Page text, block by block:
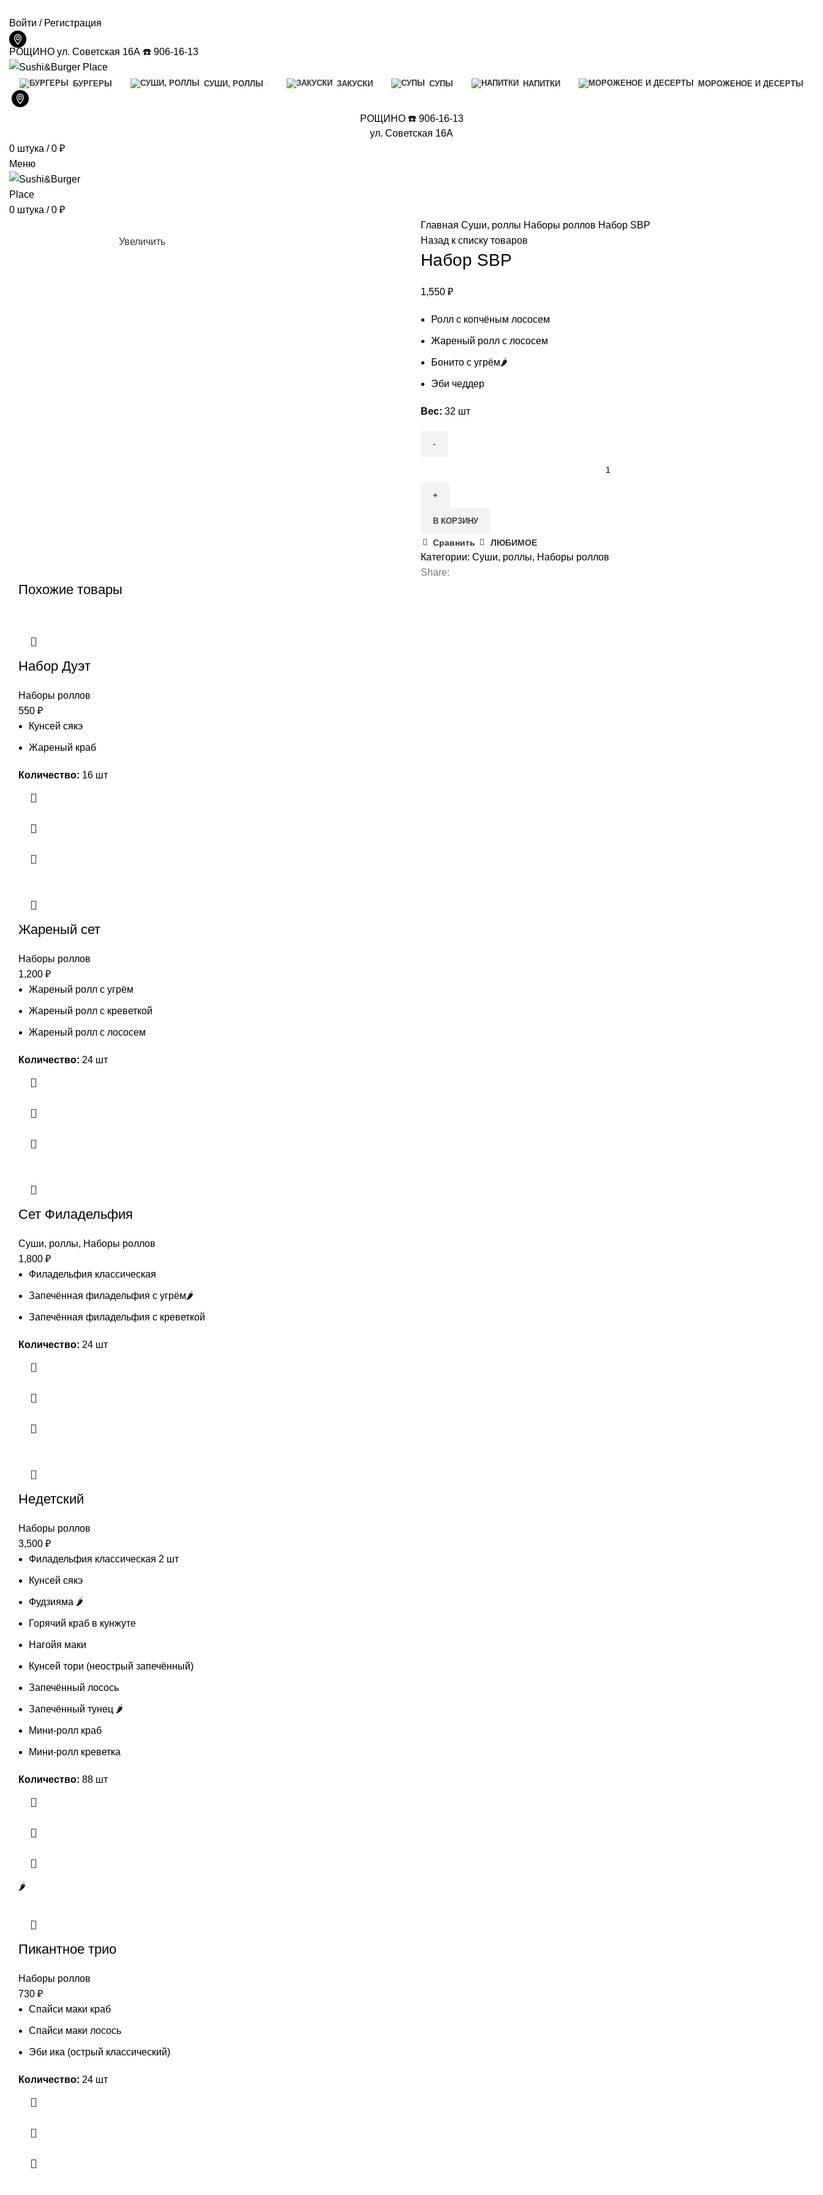
Войти / Регистрация
РОЩИНО ул. Советская 16А ☎️ 906-16-13
БУРГЕРЫ СУШИ, РОЛЛЫ ЗАКУСКИ СУПЫ НАПИТКИ МОРОЖЕНОЕ И ДЕСЕРТЫ
РОЩИНО ☎️ 906-16-13
ул. Советская 16А
0 штука / 0 ₽
Меню
0 штука / 0 ₽
Увеличить
Главная Суши, роллы Наборы роллов Набор SBP
Назад к списку товаров
Набор SBP
1,550 ₽
Ролл с копчёным лососем
Жареный ролл с лососем
Бонито с угрём🌶️
Эби чеддер
Вес: 32 шт
Набор
В КОРЗИНУ
Сравнить ЛЮБИМОЕ
Категории: Суши, роллы, Наборы роллов
Share:
Похожие товары
Набор Дуэт
Наборы роллов
550 ₽
Кунсей сякэ
Жареный краб
Количество: 16 шт
Жареный сет
Наборы роллов
1,200 ₽
Жареный ролл с угрём
Жареный ролл с креветкой
Жареный ролл с лососем
Количество: 24 шт
Сет Филадельфия
Суши, роллы, Наборы роллов
1,800 ₽
Филадельфия классическая
Запечённая филадельфия с угрём🌶️
Запечённая филадельфия с креветкой
Количество: 24 шт
Недетский
Наборы роллов
3,500 ₽
Филадельфия классическая 2 шт
Кунсей сякэ
Фудзияма 🌶️
Горячий краб в кунжуте
Нагойя маки
Кунсей тори (неострый запечённый)
Запечённый лосось
Запечённый тунец 🌶️
Мини-ролл краб
Мини-ролл креветка
Количество: 88 шт
🌶️
Пикантное трио
Наборы роллов
730 ₽
Спайси маки краб
Спайси маки лосось
Эби ика (острый классический)
Количество: 24 шт